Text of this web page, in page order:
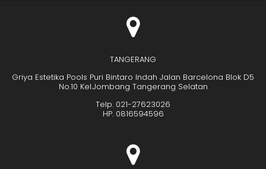
TANGERANG
Griya Estetika Pools Puri Bintaro Indah Jalan Barcelona Blok D5
No.10 Kel.Jombang Tangerang Selatan
Telp. 021-27623026
HP. 0816594596